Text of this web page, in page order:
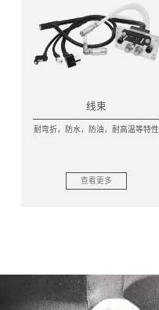
线束
耐弯折，防水，防油，耐高温等特性
查看更多